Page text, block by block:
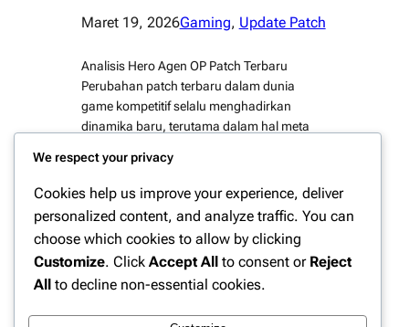
Maret 19, 2026Gaming, Update Patch
Analisis Hero Agen OP Patch Terbaru
Perubahan patch terbaru dalam dunia
game kompetitif selalu menghadirkan
dinamika baru, terutama dalam hal meta
lakukan pada Mobile Legends: Bang Bang
dan Valorant kembali memunculkan
sejumlah hero dan agen yang di anggap
overpowered (OP). Oleh karena itu, analisis
terhadap hero/agen OP patch terbaru…
We respect your privacy
Cookies help us improve your experience, deliver
personalized content, and analyze traffic. You can
choose which cookies to allow by clicking
Customize. Click Accept All to consent or Reject
All to decline non-essential cookies.